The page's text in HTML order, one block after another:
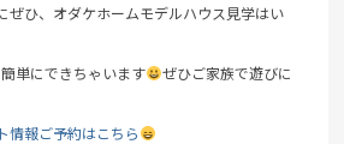
ぜひ、オダケホームモデルハウス見学はい
単にできちゃいます
ぜひご家族で遊びに
情報ご予約はこちら